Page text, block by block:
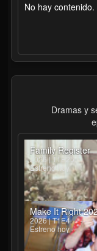
No hay contenido.
Dramas y
Family Register
2026 | T1E25
Estreno hoy
Make It Right
2026 | T1E4
Estreno hoy